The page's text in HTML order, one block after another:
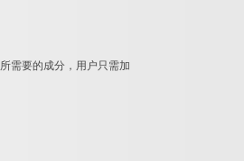
所需要的成分，用户只需加